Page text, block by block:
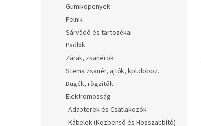
Gumiköpenyek
Felnik
Sárvédő és tartozékai
Padlók
Zárak, zsanérok
Stema zsanér, ajtók, kpl.doboz.
Dugók, rögzítők
Elektromosság
Adapterek és Csatlakozók
Kábelek (Közbenső és Hosszabbító)